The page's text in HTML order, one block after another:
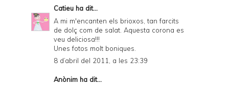
Catieu ha dit...
A mi m'encanten els brioxos, tan farcits
de dolç com de salat. Aquesta corona es
veu deliciosa!!!
Unes fotos molt boniques.
8 d’abril del 2011, a les 23:39
Anònim ha dit...